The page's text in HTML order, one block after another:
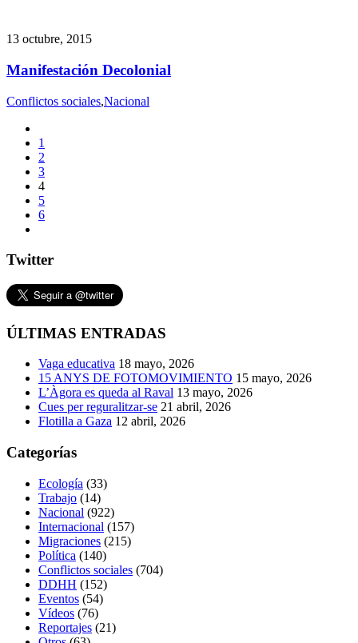
13 octubre, 2015
Manifestación Decolonial
Conflictos sociales,Nacional
1
2
3
4
5
6
Twitter
ÚLTIMAS ENTRADAS
Vaga educativa 18 mayo, 2026
15 ANYS DE FOTOMOVIMIENTO 15 mayo, 2026
L’Àgora es queda al Raval 13 mayo, 2026
Cues per reguralitzar-se 21 abril, 2026
Flotilla a Gaza 12 abril, 2026
Categorías
Ecología (33)
Trabajo (14)
Nacional (922)
Internacional (157)
Migraciones (215)
Política (140)
Conflictos sociales (704)
DDHH (152)
Eventos (54)
Vídeos (76)
Reportajes (21)